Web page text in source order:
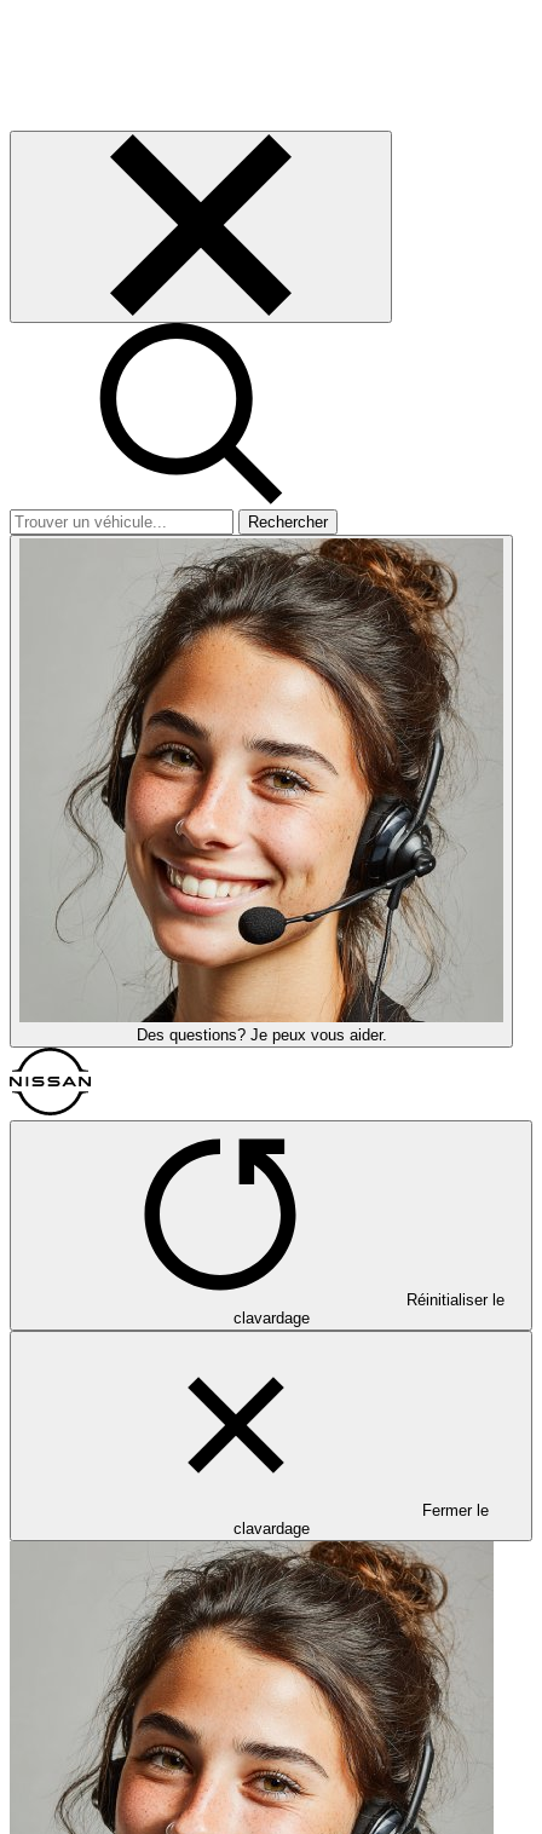
Rechercher
Des questions? Je peux vous aider.
Réinitialiser le
clavardage
Fermer le
clavardage